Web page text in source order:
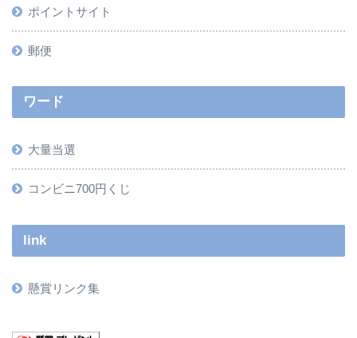
ポイントサイト
郵便
ワード
大量当選
コンビニ700円くじ
link
懸賞リンク集